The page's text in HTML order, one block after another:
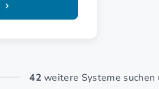
42 weitere Systeme suchen